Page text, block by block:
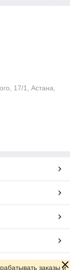
17/1, Астана,
заказы и